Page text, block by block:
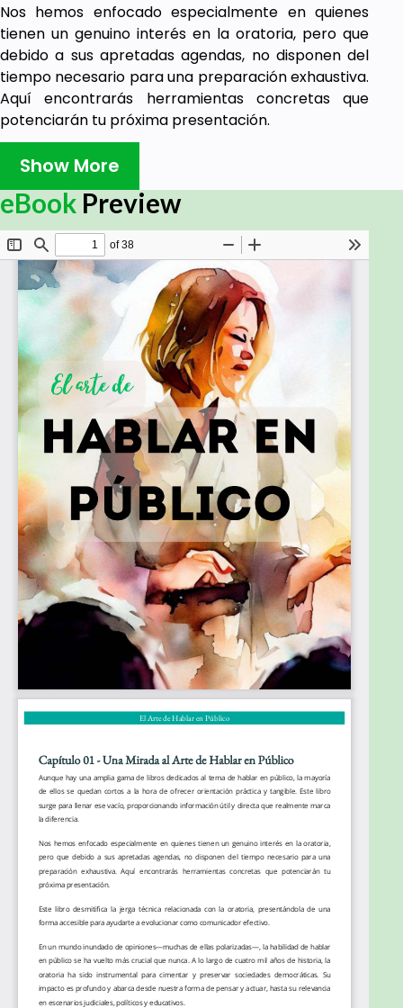
Nos hemos enfocado especialmente en quienes
tienen un genuino interés en la oratoria, pero que
debido a sus apretadas agendas, no disponen del
tiempo necesario para una preparación exhaustiva.
Aquí encontrarás herramientas concretas que
potenciarán tu próxima presentación.
con la oratoria, presentándola de una forma
accesible para ayudarte a evolucionar como
comunicador efectivo.
En un mundo inundado de opiniones—muchas de
ellas polarizadas—, la habilidad de hablar en público
se ha vuelto más crucial que nunca. A lo largo de
cuatro mil años de historia, la oratoria ha sido
instrumental para cimentar y preservar sociedades
democráticas. Su impacto es profundo y abarca
desde nuestra forma de pensar y actuar, hasta su
relevancia en escenarios judiciales, políticos y
educativos.
Probablemente llegaste a este libro en busca de
consejos prácticos para tu próxima charla o porque
comprendes el papel vital que la comunicación
efectiva juega en el éxito personal y profesional.
Sea cual sea tu motivo, esperamos que este texto
cumpla con tus expectativas.
Hablar en público puede convertirse en un
obstáculo considerable e incluso en un motivo de
vergüenza, no solo para la persona promedio sino
también para individuos altamente cualificados
como académicos, médicos y empresarios. A
menudo, enfrentamos nerviosismo, palmas
sudadas, tartamudeo y el fenómeno de "tener la
complican la comunicación efectiva y disminuyen la
calidad de la interacción con la audiencia.
Probablemente llegaste a este libro en busca de
consejos prácticos para tu próxima charla o porque
comprendes el papel vital que la comunicación
Sea cual sea tu motivo, esperamos que este texto
cumpla con tus expectativas.
Show More
eBook Preview